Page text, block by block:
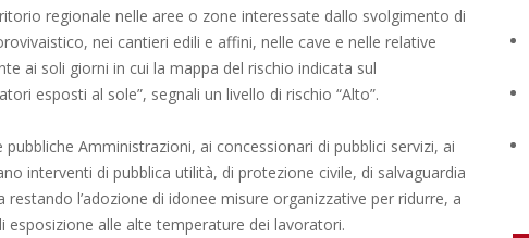
regionale nelle aree o zone interessate dallo svolgimento di
nei cantieri edili e affini, nelle cave e nelle relative
ai soli giorni in cui la mappa del rischio indicata sul
esposti al sole”, segnali un livello di rischio “Alto”.
pubbliche Amministrazioni, ai concessionari di pubblici servizi, ai
interventi di pubblica utilità, di protezione civile, di salvaguardia
l’adozione di idonee misure organizzative per ridurre, a
esposizione alle alte temperature dei lavoratori.